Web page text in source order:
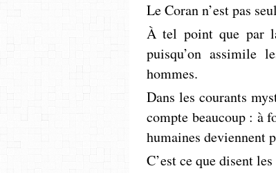
Le Coran n’est pas
À tel point que par
puisqu’on assimile
hommes.
Dans les courants
compte beaucoup : à
humaines deviennent
C’est ce que disent